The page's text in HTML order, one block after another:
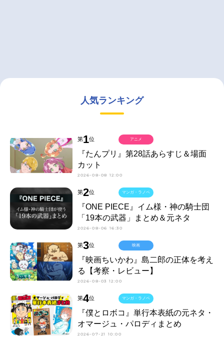
人気ランキング
第1位
『たんプリ』第28話あらすじ＆場面
カット
2026-08-08 12:00
アニメ
第2位
『ONE PIECE』イム様・神の騎士団
「19本の武器」まとめ＆元ネタ
2026-08-06 16:30
マンガ・ラノベ
第3位
『映画ちいかわ』島二郎の正体を考え
る【考察・レビュー】
2026-08-03 12:00
映画
第4位
『僕とロボコ』単行本表紙の元ネタ・
オマージュ・パロディまとめ
2026-07-21 10:00
マンガ・ラノベ